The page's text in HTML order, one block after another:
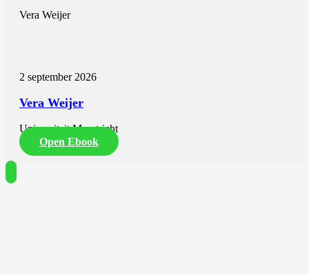
Vera Weijer
2 september 2026
Vera Weijer
Universiteit Maastricht
Open Ebook